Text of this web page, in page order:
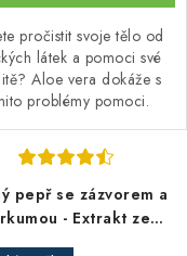
pročistit svoje tělo od
látek a pomoci své
Aloe vera dokáže s
problémy pomoci.
pepř se zázvorem a
- Extrakt ze